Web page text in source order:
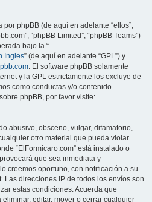
phpBB (de aquí en adelante “ellos”,
“phpBB Limited”, “phpBB Teams”)
bajo la “
Ingles” (de aquí en adelante “GPL”) y
. El software phpBB solamente
y la GPL estrictamente los excluye de
como conductas y/o contenido
phpBB, por favor visite:
abusivo, obsceno, vulgar, difamatorio,
otro material que pueda violar
“ElFormicaro.com” está instalado o
que sea inmediata y
creemos oportuno, con notificación a su
Las direcciones IP de todos los envíos son
estas condiciones. Acuerda que
eliminar, editar, mover o cerrar cualquier